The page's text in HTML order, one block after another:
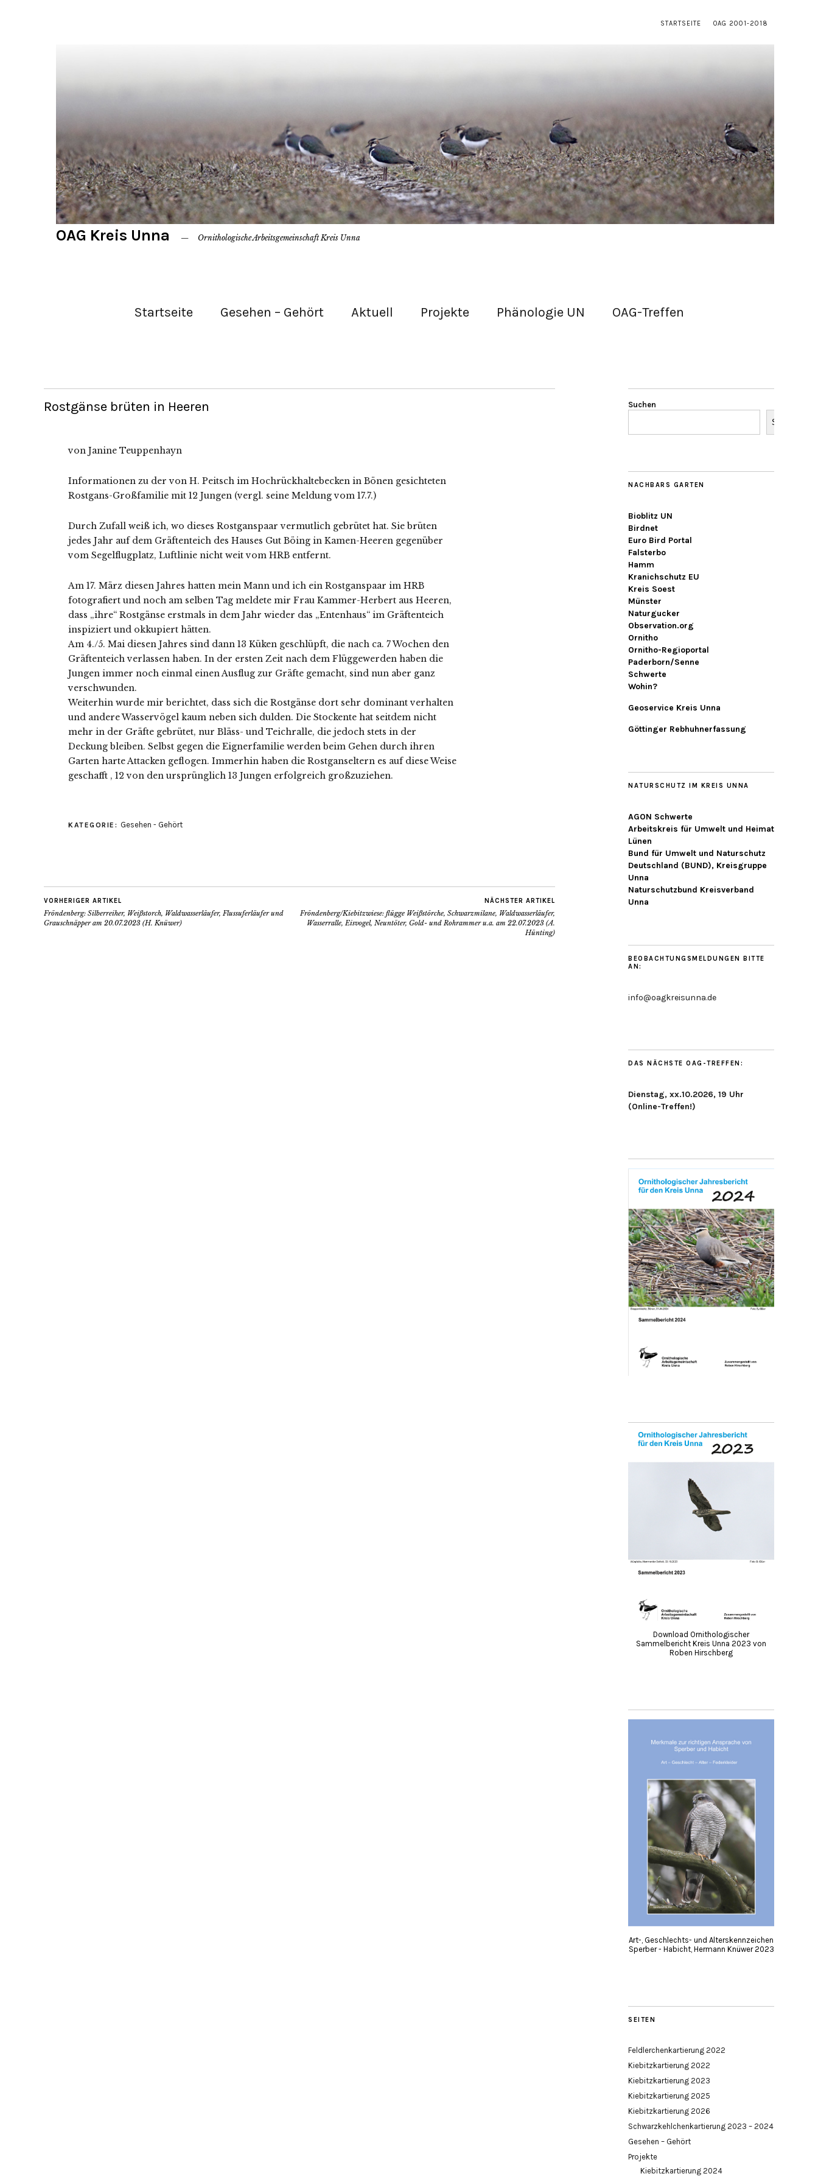
STARTSEITE OAG 2001-2018
OAG Kreis Unna Ornithologische Arbeitsgemeinschaft Kreis Unna
Startseite Gesehen – Gehört Aktuell Projekte Phänologie UN OAG-Treffen
Rostgänse brüten in Heeren
von Janine Teuppenhayn
Informationen zu der von H. Peitsch im Hochrückhaltebecken in Bönen gesichteten
Rostgans-Großfamilie mit 12 Jungen (vergl. seine Meldung vom 17.7.)
Durch Zufall weiß ich, wo dieses Rostganspaar vermutlich gebrütet hat. Sie brüten
jedes Jahr auf dem Gräftenteich des Hauses Gut Böing in Kamen-Heeren gegenüber
vom Segelflugplatz, Luftlinie nicht weit vom HRB entfernt.
Am 17. März diesen Jahres hatten mein Mann und ich ein Rostganspaar im HRB
fotografiert und noch am selben Tag meldete mir Frau Kammer-Herbert aus Heeren,
dass „ihre“ Rostgänse erstmals in dem Jahr wieder das „Entenhaus“ im Gräftenteich
inspiziert und okkupiert hätten.
Am 4./5. Mai diesen Jahres sind dann 13 Küken geschlüpft, die nach ca. 7 Wochen den
Gräftenteich verlassen haben. In der ersten Zeit nach dem Flüggewerden haben die
Jungen immer noch einmal einen Ausflug zur Gräfte gemacht, sind nun aber ganz
verschwunden.
Weiterhin wurde mir berichtet, dass sich die Rostgänse dort sehr dominant verhalten
und andere Wasservögel kaum neben sich dulden. Die Stockente hat seitdem nicht
mehr in der Gräfte gebrütet, nur Bläss- und Teichralle, die jedoch stets in der
Deckung bleiben. Selbst gegen die Eignerfamilie werden beim Gehen durch ihren
Garten harte Attacken geflogen. Immerhin haben die Rostganseltern es auf diese Weise
geschafft , 12 von den ursprünglich 13 Jungen erfolgreich großzuziehen.
KATEGORIE: Gesehen - Gehört
VORHERIGER ARTIKEL
Fröndenberg: Silberreiher, Weißstorch, Waldwasserläufer, Flussuferläufer und
Grauschnäpper am 20.07.2023 (H. Knüwer)
NÄCHSTER ARTIKEL
Fröndenberg/Kiebitzwiese: flügge Weißstörche, Schwarzmilane, Waldwasserläufer,
Wasserralle, Eisvogel, Neuntöter, Gold- und Rohrammer u.a. am 22.07.2023 (A.
Hünting)
Suchen
Suchen
NACHBARS GARTEN
Bioblitz UN
Birdnet
Euro Bird Portal
Falsterbo
Hamm
Kranichschutz EU
Kreis Soest
Münster
Naturgucker
Observation.org
Ornitho
Ornitho-Regioportal
Paderborn/Senne
Schwerte
Wohin?
Geoservice Kreis Unna
Göttinger Rebhuhnerfassung
NATURSCHUTZ IM KREIS UNNA
AGON Schwerte
Arbeitskreis für Umwelt und Heimat
Lünen
Bund für Umwelt und Naturschutz
Deutschland (BUND), Kreisgruppe
Unna
Naturschutzbund Kreisverband
Unna
BEOBACHTUNGSMELDUNGEN BITTE
AN:
info@oagkreisunna.de
DAS NÄCHSTE OAG-TREFFEN:
Dienstag, xx.10.2026, 19 Uhr
(Online-Treffen!)
Download Ornithologischer
Sammelbericht Kreis Unna 2023 von
Roben Hirschberg
Art-, Geschlechts- und Alterskennzeichen
Sperber - Habicht, Hermann Knüwer 2023
SEITEN
Feldlerchenkartierung 2022
Kiebitzkartierung 2022
Kiebitzkartierung 2023
Kiebitzkartierung 2025
Kiebitzkartierung 2026
Schwarzkehlchenkartierung 2023 – 2024
Gesehen – Gehört
Projekte
Kiebitzkartierung 2024